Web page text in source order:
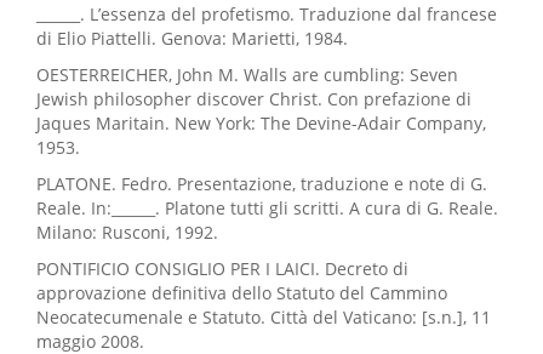
______. L’essenza del profetismo. Traduzione dal francese
di Elio Piattelli. Genova: Marietti, 1984.
OESTERREICHER, John M. Walls are cumbling: Seven
Jewish philosopher discover Christ. Con prefazione di
Jaques Maritain. New York: The Devine-Adair Company,
1953.
PLATONE. Fedro. Presentazione, traduzione e note di G.
Reale. In:______. Platone tutti gli scritti. A cura di G. Reale.
Milano: Rusconi, 1992.
PONTIFICIO CONSIGLIO PER I LAICI. Decreto di
approvazione definitiva dello Statuto del Cammino
Neocatecumenale e Statuto. Città del Vaticano: [s.n.], 11
maggio 2008.